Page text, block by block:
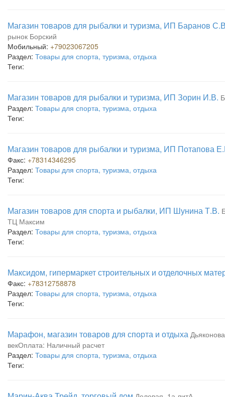
Магазин товаров для рыбалки и туризма, ИП Баранов
рынок Борский
Мобильный: +79023067205
Раздел: Товары для спорта, туризма, отдыха
Теги:
Магазин товаров для рыбалки и туризма, ИП Зорин И.В.
Раздел: Товары для спорта, туризма, отдыха
Теги:
Магазин товаров для рыбалки и туризма, ИП Потапова
Факс: +78314346295
Раздел: Товары для спорта, туризма, отдыха
Теги:
Магазин товаров для спорта и рыбалки, ИП Шунина Т.В.
ТЦ Максим
Раздел: Товары для спорта, туризма, отдыха
Теги:
Максидом, гипермаркет строительных и отделочных
Факс: +78312758878
Раздел: Товары для спорта, туризма, отдыха
Теги:
Марафон, магазин товаров для спорта и отдыха
векОплата: Наличный расчет
Раздел: Товары для спорта, туризма, отдыха
Теги: